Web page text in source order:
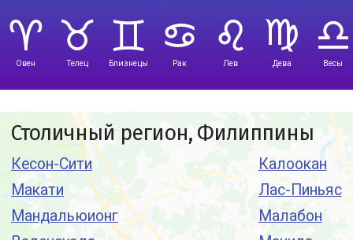
Овен Телец Близнецы Рак Лев Дева Весы
Столичный регион, Филиппины
Кесон-Сити
Макати
Мандальюионг
Калоокан
Лас-Пиньяс
Малабон